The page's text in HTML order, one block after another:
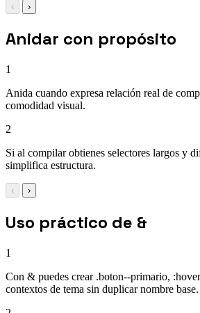
‹ ›
Anidar con propósito
1
Anida cuando expresa relación real de
comodidad visual.
2
Si al compilar obtienes selectores largos y
simplifica estructura.
‹ ›
Uso práctico de &
1
Con & puedes crear .boton--primario,
contextos de tema sin duplicar nombre base.